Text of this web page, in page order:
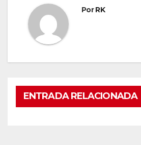
PorRK
ENTRADA RELACIONADA